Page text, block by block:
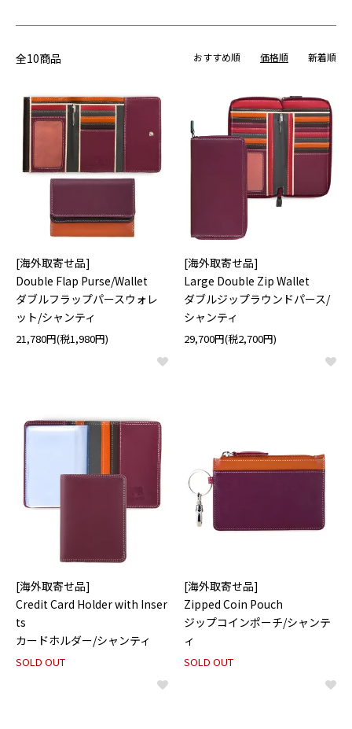
全10商品 おすすめ順 価格順 新着順
[海外取寄せ品]
Double Flap Purse/Wallet
ダブルフラップパースウォレ
ット/シャンティ
21,780円(税1,980円)
[海外取寄せ品]
Large Double Zip Wallet
ダブルジップラウンドパース/
シャンティ
29,700円(税2,700円)
[海外取寄せ品]
Credit Card Holder with Inser
ts
カードホルダー/シャンティ
SOLD OUT
[海外取寄せ品]
Zipped Coin Pouch
ジップコインポーチ/シャンテ
ィ
SOLD OUT